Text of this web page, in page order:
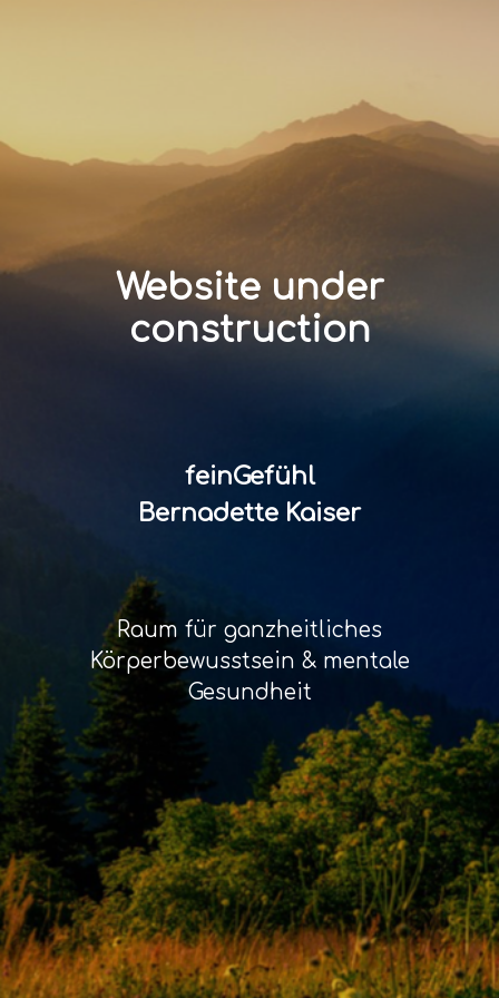
Website under
construction
feinGefühl
Bernadette Kaiser
Raum für ganzheitliches
Körperbewusstsein & mentale
Gesundheit